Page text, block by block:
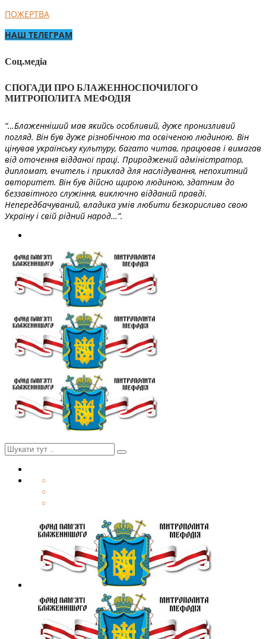
ПОЖЕРТВА
НАШ ТЕЛЕГРАМ
Соц.медіа
СПОГАДИ ПРО БЛАЖЕННОСПОЧИЛОГО
МИТРОПОЛИТА МЕФОДІЯ
“…Блаженніший мав якийсь особливий, дуже пронизливий
погляд. Він був дуже різнобічною та освіченою людиною. Він
цінував українську культуру, багато читав, працював і вимагав
від оточення відданої праці. Природжений адміністратор,
дипломат, вчитель і приклад для наслідування, непохитний
авторитет. Він був дійсно щирою людиною, здатним до
беззавітного служіння, виключно відданий правді.
Непередбачуваний, владика умів любити безкорисливо свою
Україну і свій рідний народ…”.